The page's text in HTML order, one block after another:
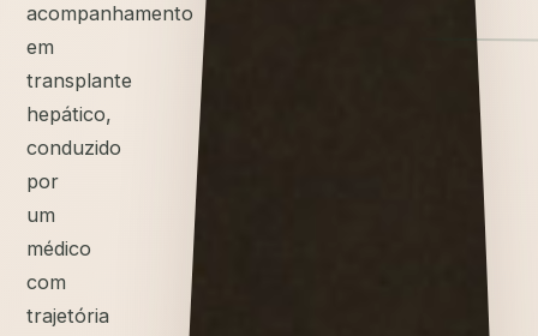
acompanhamento
em
transplante
hepático,
conduzido
por
um
médico
com
trajetória